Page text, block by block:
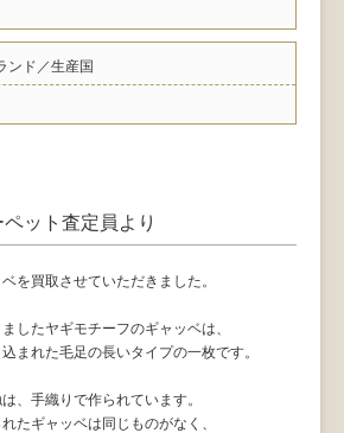
ンド／生産国
ット査定員より
を買取させていただきました。
したヤギモチーフのギャッベは、
まれた毛足の長いタイプの一枚です。
、手織りで作られています。
たギャッベは同じものがなく、